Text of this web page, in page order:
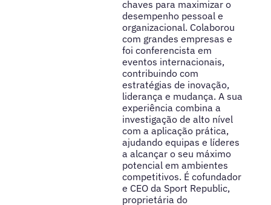
chaves para maximizar o
desempenho pessoal e
organizacional. Colaborou
com grandes empresas e
foi conferencista em
eventos internacionais,
contribuindo com
estratégias de inovação,
liderança e mudança. A sua
experiência combina a
investigação de alto nível
com a aplicação prática,
ajudando equipas e líderes
a alcançar o seu máximo
potencial em ambientes
competitivos. É cofundador
e CEO da Sport Republic,
proprietária do